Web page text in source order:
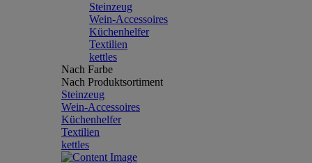
Steinzeug
Wein-Accessoires
Küchenhelfer
Textilien
kettles
Nach Farbe
Nach Produktsortiment
Steinzeug
Wein-Accessoires
Küchenhelfer
Textilien
kettles